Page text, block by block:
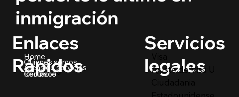
inmigración
Enlaces
Rápidos
Home
Quiénes somos
Áreas de servicios
Recursos
Contacto
Servicios
legales
Ajuste de Visa U